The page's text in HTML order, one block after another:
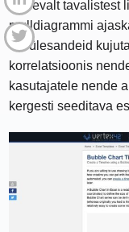
Erinevalt tavalistest
mulldiagrammi
või ülesandeid
korrelatsioonis
kasutajatele nende
kergesti seeditava